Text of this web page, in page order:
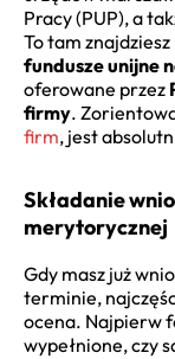
Pracy (PUP), a
To tam
fundusze unijne
oferowane przez
firmy.
firm, jest
Składanie
merytorycznej
Gdy masz już
terminie,
ocena. Najpierw
wypełnione, czy